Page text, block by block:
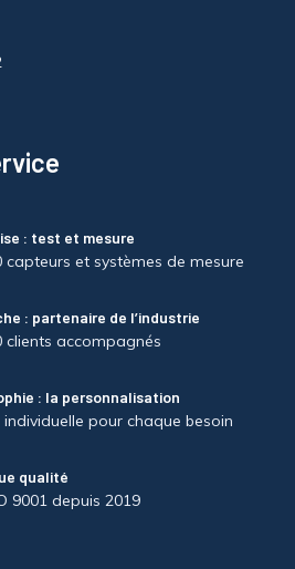
: test et mesure
capteurs et systèmes de mesure
: partenaire de l’industrie
clients accompagnés
: la personnalisation
pour chaque besoin
qualité
9001 depuis 2019